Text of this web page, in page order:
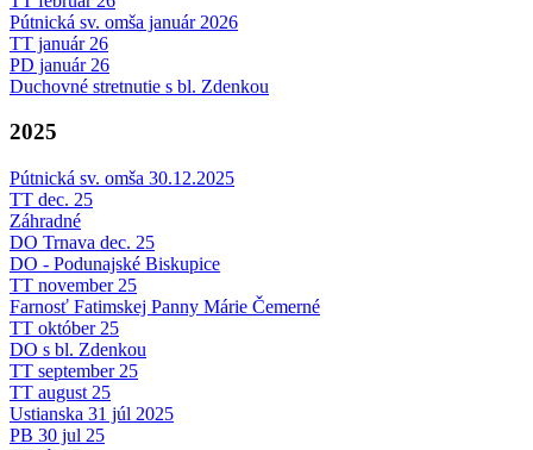
Pútnická sv. omša január 2026
TT január 26
PD január 26
Duchovné stretnutie s bl. Zdenkou
2025
Pútnická sv. omša 30.12.2025
TT dec. 25
Záhradné
DO Trnava dec. 25
DO - Podunajské Biskupice
TT november 25
Farnosť Fatimskej Panny Márie Čemerné
TT október 25
DO s bl. Zdenkou
TT september 25
TT august 25
Ustianska 31 júl 2025
PB 30 jul 25